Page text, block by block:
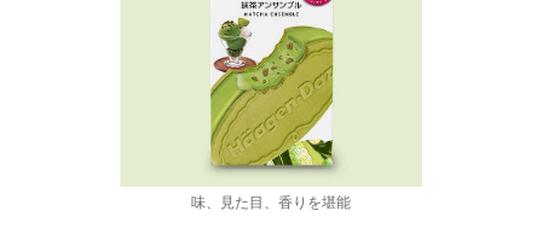
味、見た目、香りを堪能